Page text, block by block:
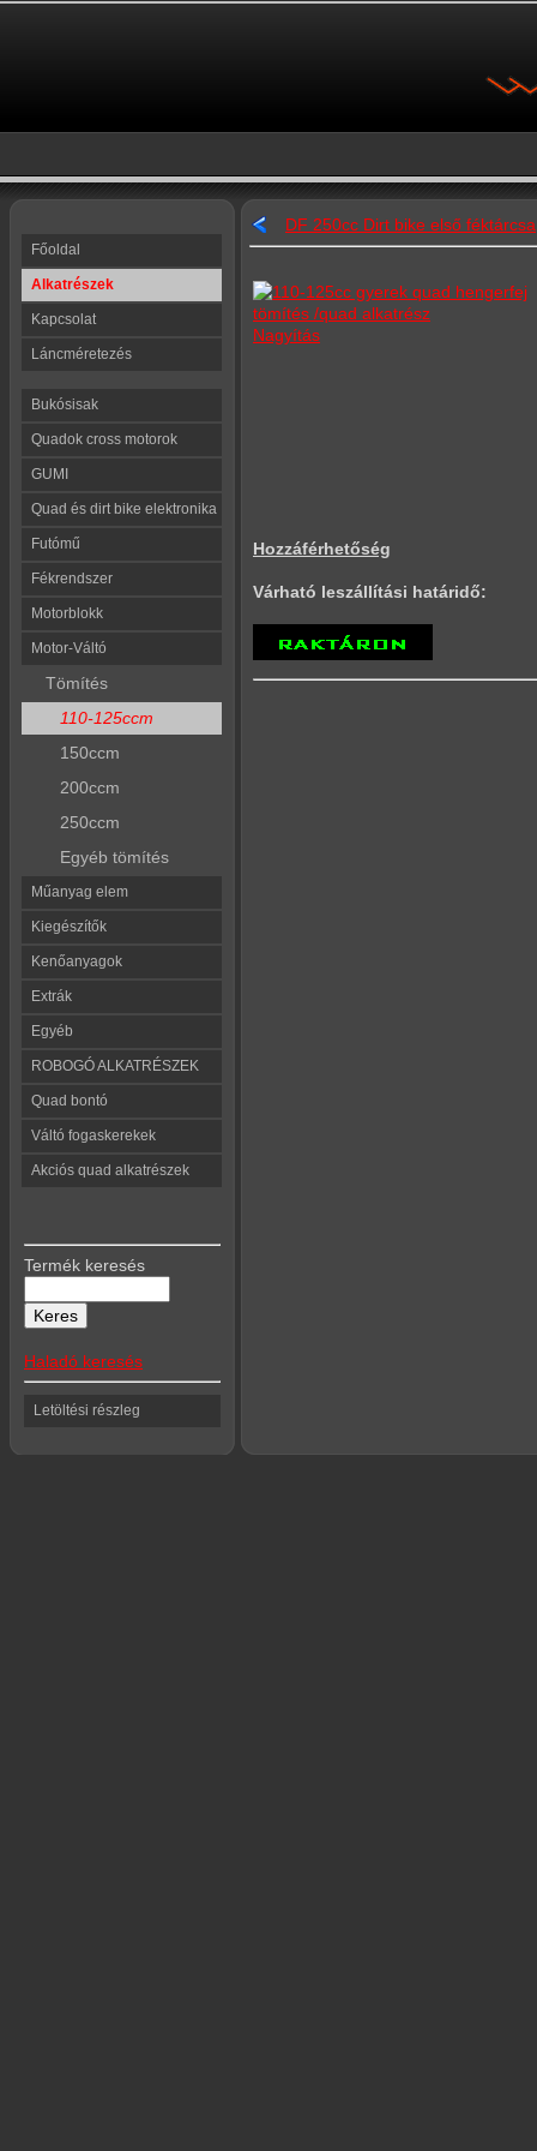
Főoldal
Alkatrészek
Kapcsolat
Láncméretezés
Bukósisak
Quadok cross motorok
GUMI
Quad és dirt bike elektronika
Futómű
Fékrendszer
Motorblokk
Motor-Váltó
Tömítés
110-125ccm
150ccm
200ccm
250ccm
Egyéb tömítés
Műanyag elem
Kiegészítők
Kenőanyagok
Extrák
Egyéb
ROBOGÓ ALKATRÉSZEK
Quad bontó
Váltó fogaskerekek
Akciós quad alkatrészek
Termék keresés
Haladó keresés
Letöltési részleg
DF 250cc Dirt bike első féktárcsa
Nagyítás
Hozzáférhetőség
Várható leszállítási határidő: